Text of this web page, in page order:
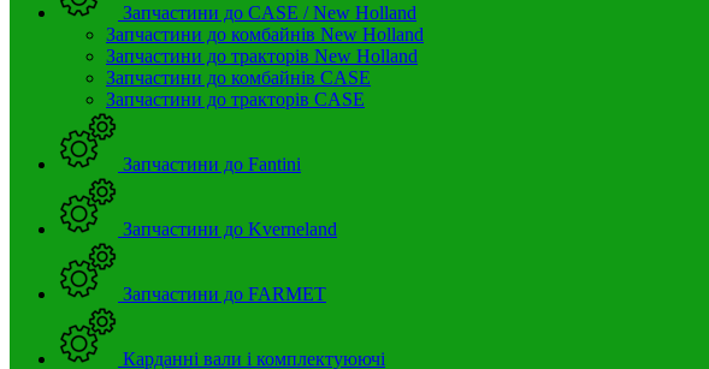
Запчастини до CASE / New Holland
Запчастини до комбайнів New Holland
Запчастини до тракторів New Holland
Запчастини до комбайнів CASE
Запчастини до тракторів CASE
Запчастини до Fantini
Запчастини до Kverneland
Запчастини до FARMET
Карданні вали і комплектуюючі